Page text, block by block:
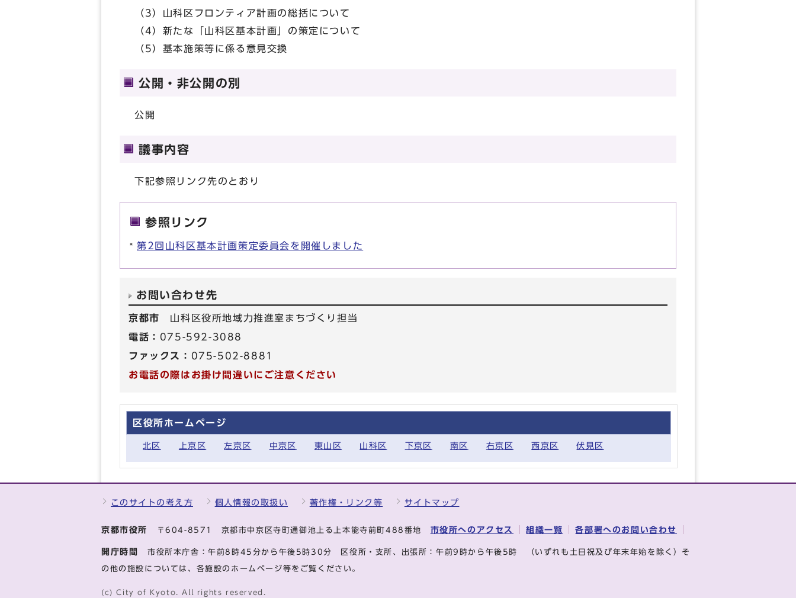
（3）山科区フロンティア計画の総括について
（4）新たな「山科区基本計画」の策定について
（5）基本施策等に係る意見交換
公開・非公開の別
公開
議事内容
下記参照リンク先のとおり
参照リンク
第2回山科区基本計画策定委員会を開催しました
お問い合わせ先
京都市 山科区役所地域力推進室まちづくり担当
電話： 075-592-3088
ファックス： 075-502-8881
お電話の際はお掛け間違いにご注意ください
区役所ホームページ
北区 上京区 左京区 中京区 東山区 山科区 下京区 南区 右京区 西京区 伏見区
このサイトの考え方 個人情報の取扱い 著作権・リンク等 サイトマップ
京都市役所 〒604-8571 京都市中京区寺町通御池上る上本能寺前町488番地 市役所へのアクセス 組織一覧 各部署へのお問い合わせ
開庁時間 市役所本庁舎：午前8時45分から午後5時30分 区役所・支所、出張所：午前9時から午後5時 （いずれも土日祝及び年末年始を除く）そ
の他の施設については、各施設のホームページ等をご覧ください。
(c) City of Kyoto. All rights reserved.